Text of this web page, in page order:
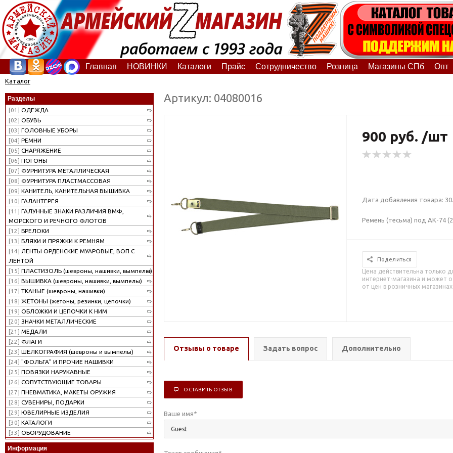
Главная НОВИНКИ Каталоги Прайс Сотрудничество Розница Магазины СПб Опт
Каталог
Разделы
[01] ОДЕЖДА
[02] ОБУВЬ
[03] ГОЛОВНЫЕ УБОРЫ
[04] РЕМНИ
[05] СНАРЯЖЕНИЕ
[06] ПОГОНЫ
[07] ФУРНИТУРА МЕТАЛЛИЧЕСКАЯ
[08] ФУРНИТУРА ПЛАСТМАССОВАЯ
[09] КАНИТЕЛЬ, КАНИТЕЛЬНАЯ ВЫШИВКА
[10] ГАЛАНТЕРЕЯ
[11] ГАЛУННЫЕ ЗНАКИ РАЗЛИЧИЯ ВМФ,
МОРСКОГО И РЕЧНОГО ФЛОТОВ
[12] БРЕЛОКИ
[13] БЛЯХИ И ПРЯЖКИ К РЕМНЯМ
[14] ЛЕНТЫ ОРДЕНСКИЕ МУАРОВЫЕ, ВОП С
ЛЕНТОЙ
[15] ПЛАСТИЗОЛЬ (шевроны, нашивки, вымпелы)
[16] ВЫШИВКА (шевроны, нашивки, вымпелы)
[17] ТКАНЫЕ (шевроны, нашивки)
[18] ЖЕТОНЫ (жетоны, резинки, цепочки)
[19] ОБЛОЖКИ И ЦЕПОЧКИ К НИМ
[20] ЗНАЧКИ МЕТАЛЛИЧЕСКИЕ
[21] МЕДАЛИ
[22] ФЛАГИ
[23] ШЕЛКОГРАФИЯ (шевроны и вымпелы)
[24] "ФОЛЬГА" И ПРОЧИЕ НАШИВКИ
[25] ПОВЯЗКИ НАРУКАВНЫЕ
[26] СОПУТСТВУЮЩИЕ ТОВАРЫ
[27] ПНЕВМАТИКА, МАКЕТЫ ОРУЖИЯ
[28] СУВЕНИРЫ, ПОДАРКИ
[29] ЮВЕЛИРНЫЕ ИЗДЕЛИЯ
[30] КАТАЛОГИ
[33] ОБОРУДОВАНИЕ
Информация
Артикул: 04080016
900 руб. /шт
Дата добавления товара:
Ремень (тесьма) под АК-74
Поделиться
Цена действительна только
интернет-магазина и может
от цен в розничных магазинах
Отзывы о товаре Задать вопрос Дополнительно
ОСТАВИТЬ ОТЗЫВ
Ваше имя*